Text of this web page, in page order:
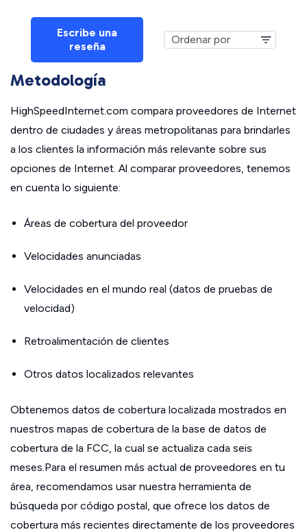
Escribe una
reseña
Metodología
HighSpeedInternet.com compara proveedores de Internet
dentro de ciudades y áreas metropolitanas para brindarles
a los clientes la información más relevante sobre sus
opciones de Internet. Al comparar proveedores, tenemos
en cuenta lo siguiente:
Áreas de cobertura del proveedor
Velocidades anunciadas
Velocidades en el mundo real (datos de pruebas de
velocidad)
Retroalimentación de clientes
Otros datos localizados relevantes
Obtenemos datos de cobertura localizada mostrados en
nuestros mapas de cobertura de la base de datos de
cobertura de la FCC, la cual se actualiza cada seis
meses.Para el resumen más actual de proveedores en tu
área, recomendamos usar nuestra herramienta de
búsqueda por código postal, que ofrece los datos de
cobertura más recientes directamente de los proveedores